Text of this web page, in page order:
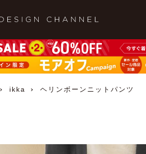
ikka ヘリンボーンニットパンツ